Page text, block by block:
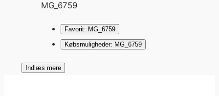
MG_6759
Favorit: MG_6759
Købsmuligheder: MG_6759
Indlæs mere